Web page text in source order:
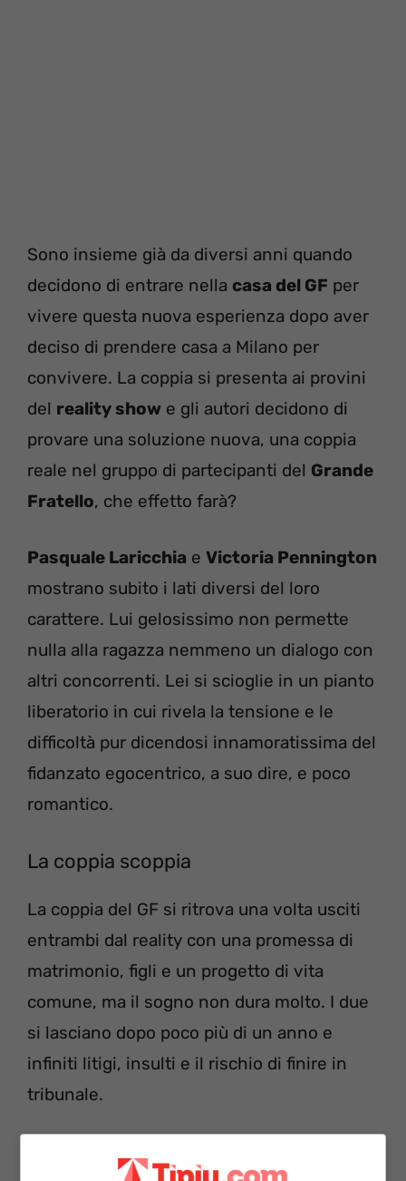
Sono insieme già da diversi anni quando
decidono di entrare nella casa del GF per
vivere questa nuova esperienza dopo aver
deciso di prendere casa a Milano per
convivere. La coppia si presenta ai provini
del reality show e gli autori decidono di
provare una soluzione nuova, una coppia
reale nel gruppo di partecipanti del Grande
Fratello, che effetto farà?
Pasquale Laricchia e Victoria Pennington
mostrano subito i lati diversi del loro
carattere. Lui gelosissimo non permette
nulla alla ragazza nemmeno un dialogo con
altri concorrenti. Lei si scioglie in un pianto
liberatorio in cui rivela la tensione e le
difficoltà pur dicendosi innamoratissima del
fidanzato egocentrico, a suo dire, e poco
romantico.
La coppia scoppia
La coppia del GF si ritrova una volta usciti
entrambi dal reality con una promessa di
matrimonio, figli e un progetto di vita
comune, ma il sogno non dura molto. I due
si lasciano dopo poco più di un anno e
infiniti litigi, insulti e il rischio di finire in
tribunale.